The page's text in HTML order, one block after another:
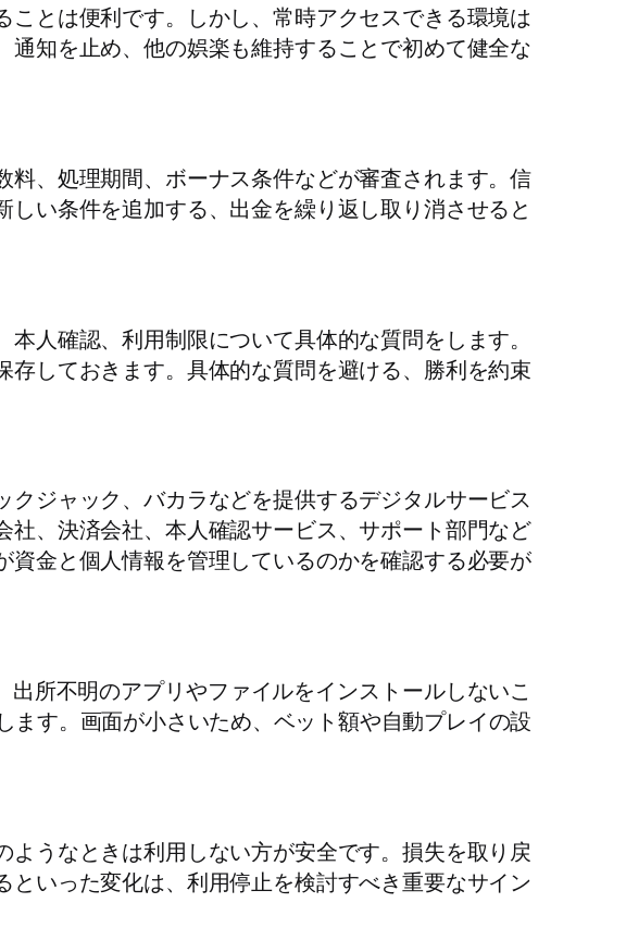
とは便利です。しかし、常時アクセスできる環境は
知を止め、他の娯楽も維持することで初めて健全な
、処理期間、ボーナス条件などが審査されます。信
い条件を追加する、出金を繰り返し取り消させると
人確認、利用制限について具体的な質問をします。
しておきます。具体的な質問を避ける、勝利を約束
ジャック、バカラなどを提供するデジタルサービス
、決済会社、本人確認サービス、サポート部門など
金と個人情報を管理しているのかを確認する必要が
所不明のアプリやファイルをインストールしないこ
ます。画面が小さいため、ベット額や自動プレイの設
うなときは利用しない方が安全です。損失を取り戻
いった変化は、利用停止を検討すべき重要なサイン